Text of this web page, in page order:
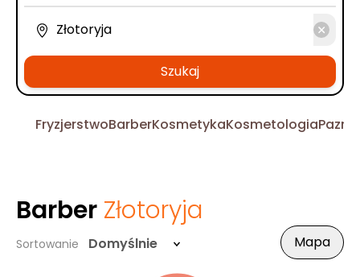
Szukaj
FryzjerstwoBarberKosmetykaKosmetologia
Barber Złotoryja
Sortowanie Domyślnie Mapa